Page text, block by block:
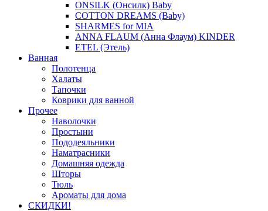
ONSILK (Онсилк) Baby
COTTON DREAMS (Baby)
SHARMES for MIA
ANNA FLAUM (Анна Флаум) KINDER
ETEL (Этель)
Ванная
Полотенца
Халаты
Тапочки
Коврики для ванной
Прочее
Наволочки
Простыни
Пододеяльники
Наматрасники
Домашняя одежда
Шторы
Тюль
Ароматы для дома
СКИДКИ!